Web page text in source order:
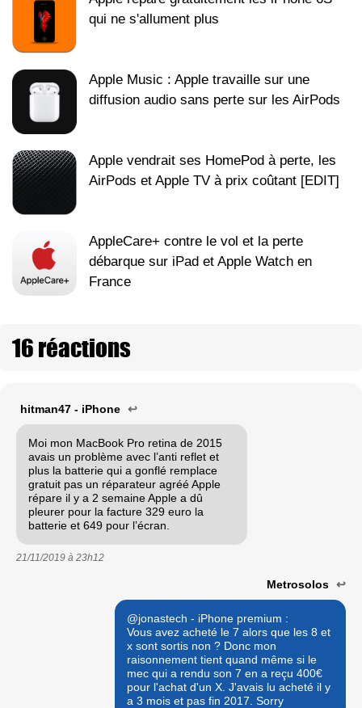
qui ne s'allument plus
Apple Music : Apple travaille sur une
diffusion audio sans perte sur les AirPods
Apple vendrait ses HomePod à perte, les
AirPods et Apple TV à prix coûtant [EDIT]
AppleCare+ contre le vol et la perte
débarque sur iPad et Apple Watch en
France
16 réactions
hitman47 - iPhone ↩
Moi mon MacBook Pro retina de 2015
avais un problème avec l’anti reflet et
plus la batterie qui a gonflé remplace
gratuit pas un réparateur agréé Apple
répare il y a 2 semaine Apple a dû
pleurer pour la facture 329 euro la
batterie et 649 pour l’écran.
21/11/2019 à 23h12
Metrosolos ↩
@jonastech - iPhone premium :
Vous avez acheté le 7 alors que les 8 et
x sont sortis non ? Donc mon
raisonnement tient quand même si le
mec qui a rendu son 7 en a reçu 400€
pour l'achat d'un X. J'avais lu acheté il y
a 3 mois et pas fin 2017. Sorry